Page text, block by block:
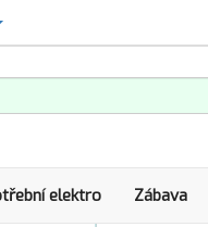
elektro Zábava